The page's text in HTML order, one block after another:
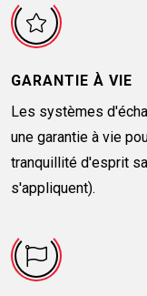
GARANTIE À VIE
Les systèmes
une garantie à vie
tranquillité d'esprit
s'appliquent).